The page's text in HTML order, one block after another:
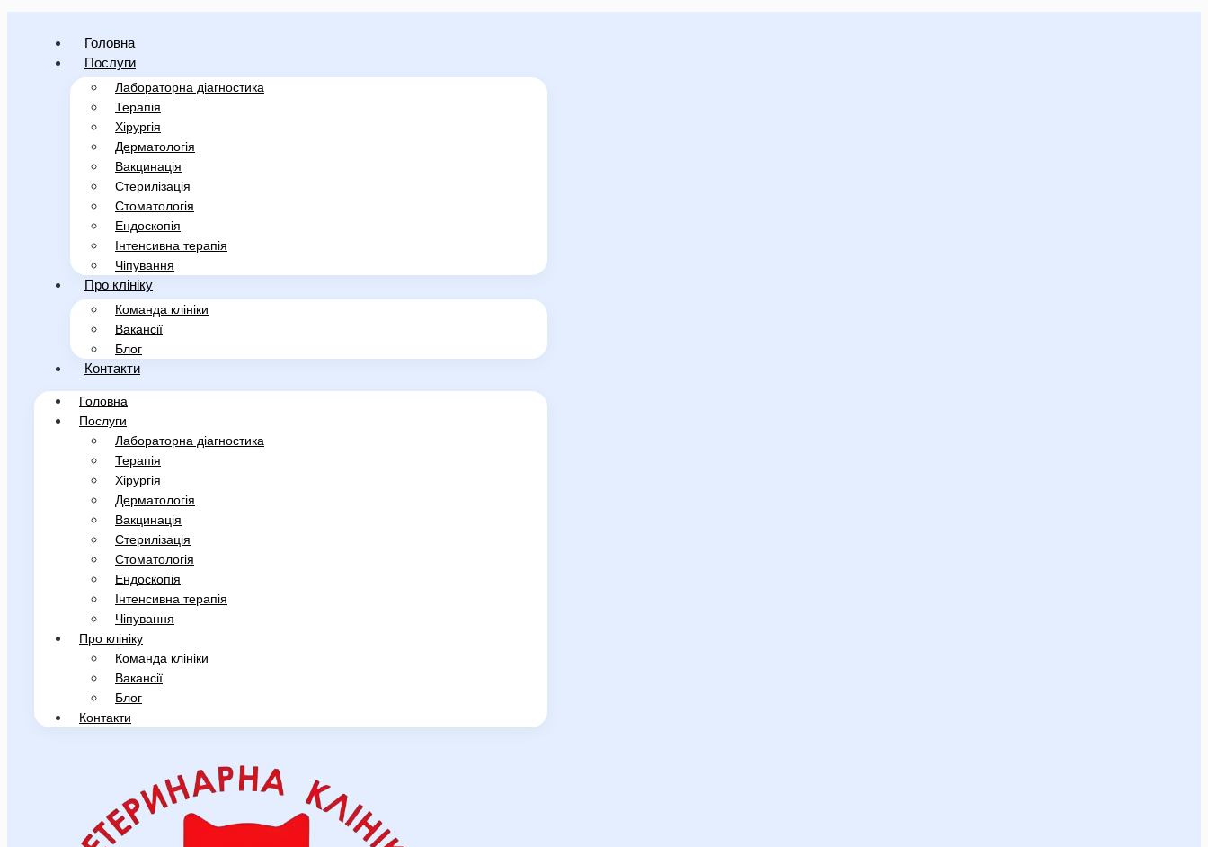
Головна
Послуги
Лабораторна діагностика
Терапія
Хірургія
Дерматологія
Вакцинація
Стерилізація
Стоматологія
Ендоскопія
Інтенсивна терапія
Чіпування
Про клініку
Команда клініки
Вакансії
Блог
Контакти
Головна
Послуги
Лабораторна діагностика
Терапія
Хірургія
Дерматологія
Вакцинація
Стерилізація
Стоматологія
Ендоскопія
Інтенсивна терапія
Чіпування
Про клініку
Команда клініки
Вакансії
Блог
Контакти